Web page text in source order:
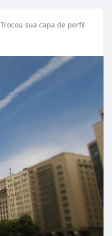
Trocou sua capa de perfil